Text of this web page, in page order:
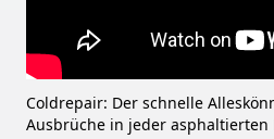
Coldrepair: Der schnelle
Ausbrüche in jeder asphaltierten